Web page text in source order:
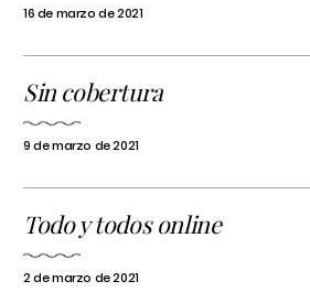
16 de marzo de 2021
Sin cobertura
9 de marzo de 2021
Todo y todos online
2 de marzo de 2021